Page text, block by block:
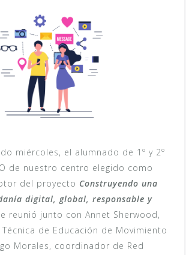
miércoles, el alumnado de 1º y 2º
de nuestro centro elegido como
del proyecto Construyendo una
digital, global, responsable y
reunió junto con Annet Sherwood,
Técnica de Educación de Movimiento
Morales, coordinador de Red